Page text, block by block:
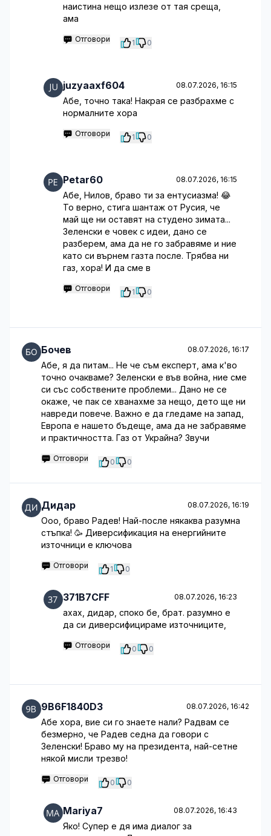
наистина нещо излезе от тая среща,
ама
Отговори 1 0
juzyaaxf604 08.07.2026, 16:15
Абе, точно така! Накрая се разбрахме с
нормалните хора
Отговори 1 0
Petar60 08.07.2026, 16:15
Абе, Нилов, браво ти за ентусиазма! 😂
То верно, стига шантаж от Русия, че
май ще ни оставят на студено зимата...
Зеленски е човек с идеи, дано се
разберем, ама да не го забравяме и ние
като си върнем газта после. Трябва ни
газ, хора! И да сме в
Отговори 1 0
Бочев 08.07.2026, 16:17
Абе, я да питам... Не че съм експерт, ама к'во
точно очакваме? Зеленски е във война, ние сме
си със собствените проблеми... Дано не се
окаже, че пак се хванахме за нещо, дето ще ни
навреди повече. Важно е да гледаме на запад,
Европа е нашето бъдеще, ама да не забравяме
и практичността. Газ от Украйна? Звучи
Отговори 0 0
Дидар 08.07.2026, 16:19
Ооо, браво Радев! Най-после някаква разумна
стъпка! 🥳 Диверсификация на енергийните
източници е ключова
Отговори 1 0
371B7CFF 08.07.2026, 16:23
ахах, дидар, споко бе, брат. разумно е
да си диверсифицираме източниците,
Отговори 0 0
9B6F1840D3 08.07.2026, 16:42
Абе хора, вие си го знаете нали? Радвам се
безмерно, че Радев седна да говори с
Зеленски! Браво му на президента, най-сетне
някой мисли трезво!
Отговори 0 0
Mariya7 08.07.2026, 16:43
Яко! Супер е дя има диалог за